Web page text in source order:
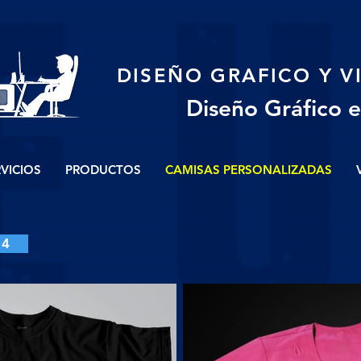
DISEÑO GRAFICO Y
Diseño Gráfico
PRODUCTOS CAMISAS PERSONALIZADAS
4